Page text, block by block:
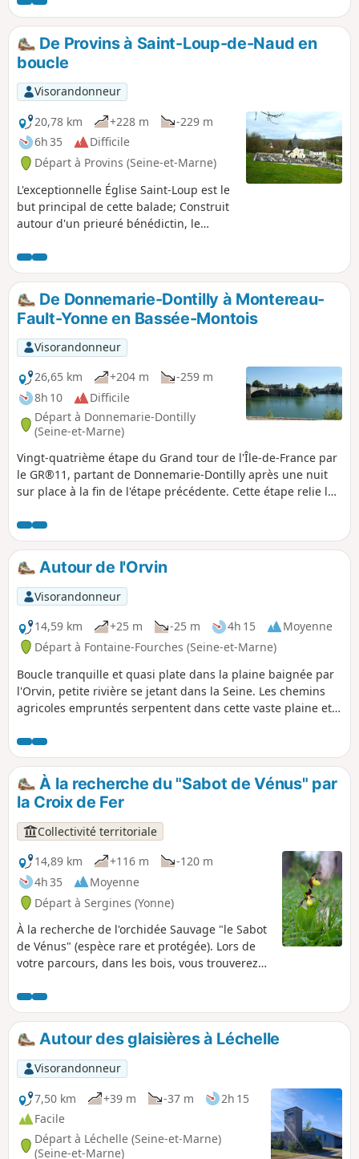
une petite boucle dans la vieille ville de Provins afin d'en
découvrir son riche patrimoine.
De Provins à Saint-Loup-de-Naud en
boucle
Visorandonneur
20,78 km
+228 m
-229 m
6h 35
Difficile
Départ à Provins (Seine-et-Marne)
L'exceptionnelle Église Saint-Loup est le
but principal de cette balade; Construit
autour d'un prieuré bénédictin, le
XIIe siècles, considérée comme l'un des
plus beaux édifices romans d'Île-de-
France (Wikipédia). Facilement
accessible depuis Paris par les
transports en commun, la balade, sans
aucune difficulté, parcourt les hauts de
la Voulzie et les rives du Ru du Dragon,
pour atteindre le ravissant petit village
de Saint-Loup-de-Naud. Alternance de
forêts et de cultures, petits hameaux
typiques et grandes fermes briardes.
De Donnemarie-Dontilly à Montereau-
Fault-Yonne en Bassée-Montois
Visorandonneur
26,65 km
+204 m
-259 m
8h 10
Difficile
Départ à Donnemarie-Dontilly
(Seine-et-Marne)
Vingt-quatrième étape du Grand tour de l'Île-de-France par
le GR®11, partant de Donnemarie-Dontilly après une nuit
sur place à la fin de l'étape précédente. Cette étape relie les
Fault-Yonne, confluence entre la Seine et l'Yonne. Elle passe
ainsi d'un paysage agricole à un paysage de marais dans la
vallée, se terminant en milieu plus urbain.
Autour de l'Orvin
Visorandonneur
14,59 km
+25 m -25 m 4h 15
Moyenne
Départ à Fontaine-Fourches (Seine-et-Marne)
Boucle tranquille et quasi plate dans la plaine baignée par
l'Orvin, petite rivière se jetant dans la Seine. Les chemins
agricoles empruntés serpentent dans cette vaste plaine et
suite, de longer l'Orvin.
À la recherche du "Sabot de Vénus" par
la Croix de Fer
Collectivité territoriale
14,89 km
+116 m
-120 m
4h 35
Moyenne
Départ à Sergines (Yonne)
À la recherche de l'orchidée Sauvage "le Sabot
de Vénus" (espèce rare et protégée). Lors de
votre parcours, dans les bois, vous trouverez
et Épipactis purpurata (Hélléborine pourprée).
Sur les pelouses, en lisière et sous les bois
clairs, ce sera plutôt Ophrys scolopax (Ophrys
bécasse), Orchis purpurea (Orchis pourpre) ou
Orchis Ustulata (Orchis brûlé). La floraison a
lieu en mai-juin, la plante dévoile alors ses
fleurs délicates que vous ne devez ni cueillir, ni
arracher. (la protection des espèces rares est
régie par l'arrêté ministériel du 20 janvier
1982).
Autour des glaisières à Léchelle
Visorandonneur
7,50 km
+39 m -37 m
2h 15
Facile
Départ à Léchelle (Seine-et-Marne)
(Seine-et-Marne)